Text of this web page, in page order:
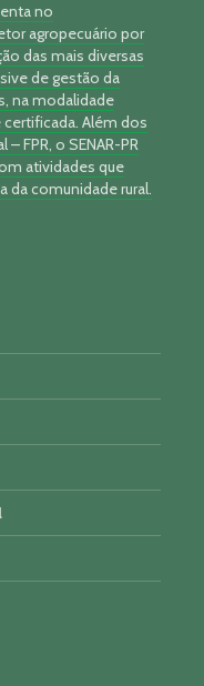
no
agropecuário por
das mais diversas
de gestão da
na modalidade
Além dos
FPR, o SENAR-PR
atividades que
da comunidade rural.